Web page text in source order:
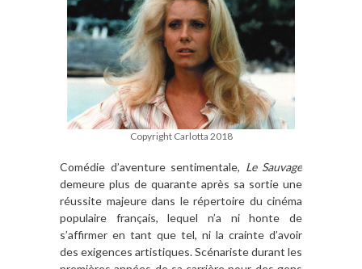
Copyright Carlotta 2018
Comédie d’aventure sentimentale, Le Sauvage
demeure plus de quarante après sa sortie une
réussite majeure dans le répertoire du cinéma
populaire français, lequel n’a ni honte de
s’affirmer en tant que tel, ni la crainte d’avoir
des exigences artistiques. Scénariste durant les